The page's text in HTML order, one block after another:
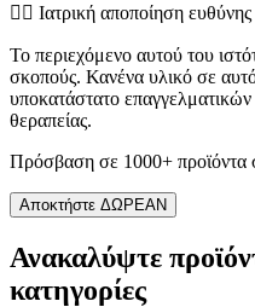
👨‍⚕️️ Ιατρική αποποίηση ευθύνης
Το περιεχόμενο αυτού του
σκοπούς. Κανένα υλικό σε
υποκατάστατο
θεραπείας.
Πρόσβαση σε 1000+ προϊόντα
Αποκτήστε ΔΩΡΕΑΝ
Ανακαλύψτε
κατηγορίες